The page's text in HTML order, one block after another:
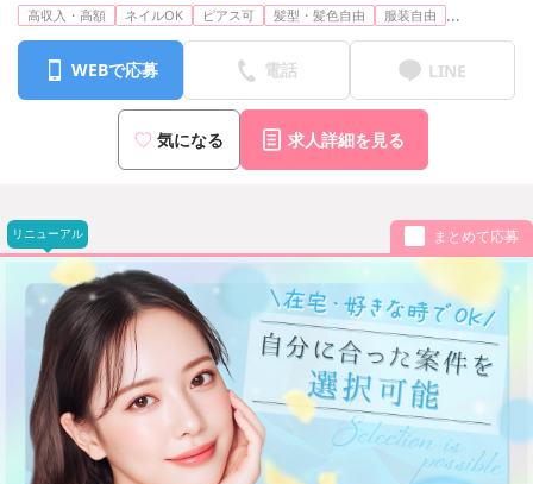
高収入・高額 ネイルOK ピアス可 髪型・髪色自由 服装自由 ...
WEBで応募 電話 LINE
気になる 求人詳細を見る
リニューアル まとめて応募